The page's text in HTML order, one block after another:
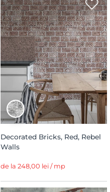
Decorated Bricks, Red, Rebel
Walls
de la 248,00 lei / mp